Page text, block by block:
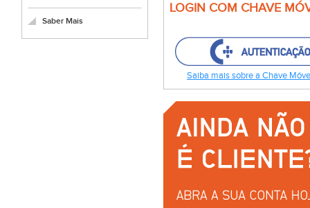
Saber Mais
LOGIN COM CHAVE
Saiba mais sobre a Chave